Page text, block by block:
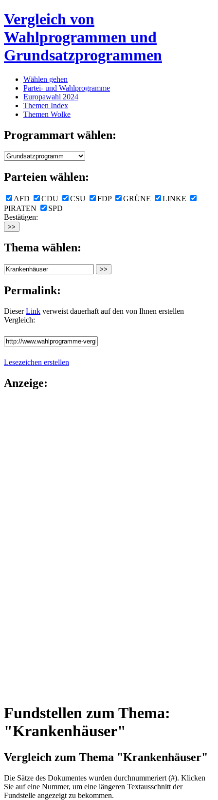
Vergleich von
Wahlprogrammen und
Grundsatzprogrammen
Wählen gehen
Partei- und Wahlprogramme
Europawahl 2024
Themen Index
Themen Wolke
Programmart wählen:
Parteien wählen:
AFD CDU CSU FDP GRÜNE
LINKE
PIRATEN
SPD
Bestätigen:
Thema wählen:
Permalink:
DieserLink verweist dauerhaft auf den von Ihnen erstellen
Vergleich:
Lesezeichen erstellen
Anzeige:
Fundstellen zum Thema:
"Krankenhäuser"
Vergleich zum Thema "Krankenhäuser"
Die Sätze des Dokum­entes wurden durch­nummeriert (#). Klicken
Sie auf eine Nummer, um eine längeren Textausschnitt der
Fundstelle angezeigt zu bekommen.